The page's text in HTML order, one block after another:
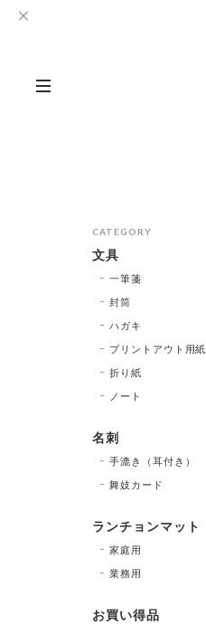
CATEGORY
文具
一筆箋
封筒
ハガキ
プリントアウト用紙
折り紙
ノート
名刺
手漉き（耳付き）
舞妓カード
ランチョンマット
家庭用
業務用
お買い得品